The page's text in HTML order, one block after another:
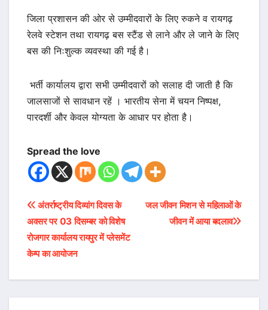
जिला प्रशासन की ओर से उम्मीदवारों के लिए रुकने व रायगढ़
रेलवे स्टेशन तथा रायगढ़ बस स्टैंड से लाने और ले जाने के लिए
बस की निःशुल्क व्यवस्था की गई है।
भर्ती कार्यालय द्वारा सभी उम्मीदवारों को सलाह दी जाती है कि
जालसाजों से सावधान रहें । भारतीय सेना में चयन निष्पक्ष,
पारदर्शी और केवल योग्यता के आधार पर होता है।
Spread the love
Post
navigation
जल जीवन मिशन से महिलाओं के
जीवन में आया बदलाव
अंतर्राष्ट्रीय दिव्यांग दिवस के
अवसर पर 03 दिसम्बर को विशेष
रोजगार कार्यालय रायपुर में प्लेसमेंट
केम्प का आयोजन